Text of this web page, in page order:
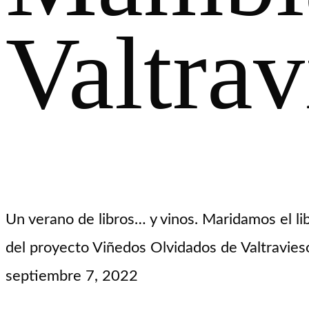
Un verano de libros… y vinos. Maridamos el
del proyecto Viñedos Olvidados de
septiembre 7, 2022